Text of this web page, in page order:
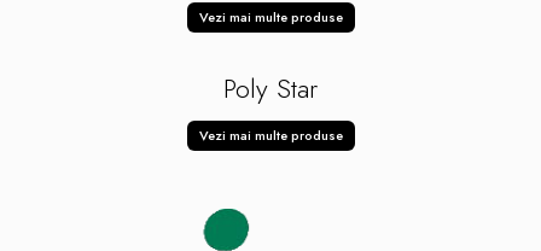
Vezi mai multe produse
Poly Star
Vezi mai multe produse